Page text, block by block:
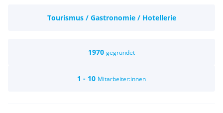
Familiäre Arbeitsbedingungen in einem Jungen motivierten
Tourismus / Gastronomie / Hotellerie
1970 gegründet
1 - 10 Mitarbeiter:innen